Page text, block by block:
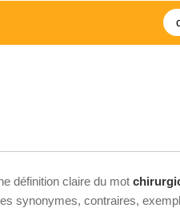
définition claire du mot
synonymes, contraires,